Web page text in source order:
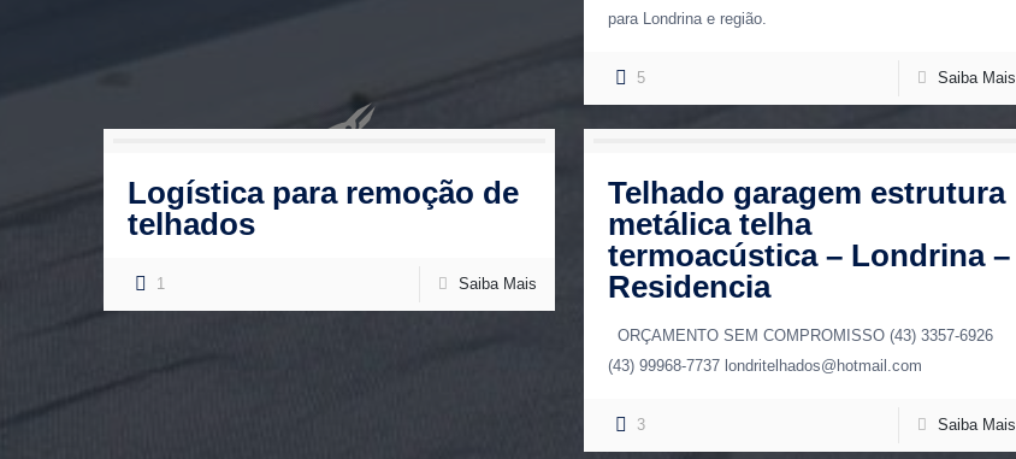
para Londrina e região.
5 Saiba Mais
Logística para remoção de
telhados
1 Saiba Mais
Telhado garagem estrutura
metálica telha
termoacústica – Londrina –
Residencia
ORÇAMENTO SEM COMPROMISSO (43) 3357-6926
(43) 99968-7737 londritelhados@hotmail.com
3 Saiba Mais